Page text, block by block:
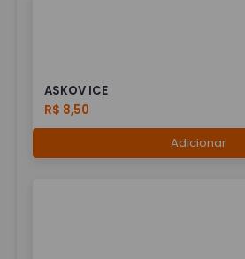
ASKOV ICE
R$ 8,50
Adicionar